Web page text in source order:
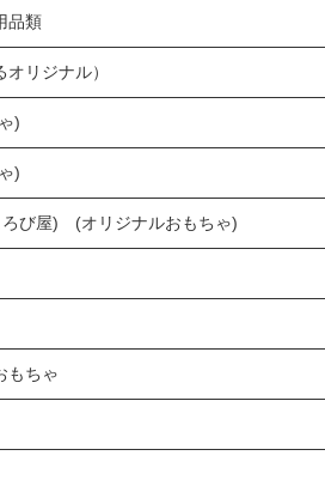
品類
リジナル）
)
)
ろび屋) (オリジナルおもちゃ)
もちゃ